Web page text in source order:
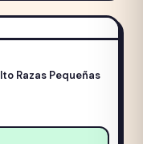
Razas Pequeñas